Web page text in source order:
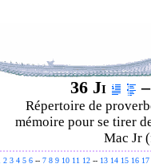
36 Ji
Répertoire de
mémoire pour se tirer
Mac Jr
2 3 4 5 6-- 7 8 9 10 11 12-- 13 14 15 16 17